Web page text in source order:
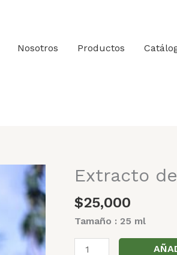
Nosotros Productos
Extracto
$25,000
Tamaño : 25 ml
Extracto
estragón
cantidad